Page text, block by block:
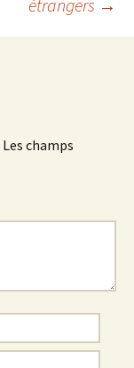
étrangers →
Les champs